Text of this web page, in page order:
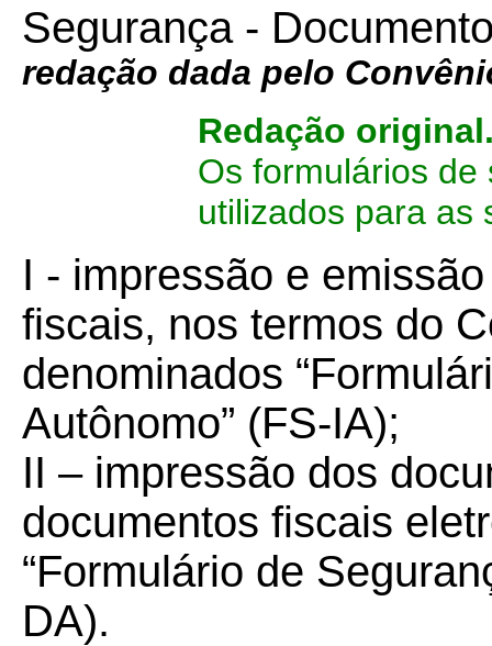
Segurança -
redação dada pelo
Redação
Os formulários
utilizados para as
I - impressão e
fiscais, nos termos do
denominados
Autônomo” (FS-IA);
II – impressão dos
documentos fiscais
“Formulário de
DA).